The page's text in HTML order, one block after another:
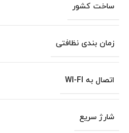
ساخت کشور
زمان بندی نظافتی
اتصال به WI-FI
شارژ سریع